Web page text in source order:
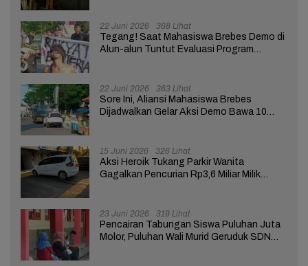
22 Juni 2026 368 Lihat
Tegang! Saat Mahasiswa Brebes Demo di
Alun-alun Tuntut Evaluasi Program
22 Juni 2026 363 Lihat
Sore Ini, Aliansi Mahasiswa Brebes
Dijadwalkan Gelar Aksi Demo Bawa 10
15 Juni 2026 326 Lihat
Aksi Heroik Tukang Parkir Wanita
Gagalkan Pencurian Rp3,6 Miliar Milik
23 Juni 2026 319 Lihat
Pencairan Tabungan Siswa Puluhan Juta
Molor, Puluhan Wali Murid Geruduk SDN